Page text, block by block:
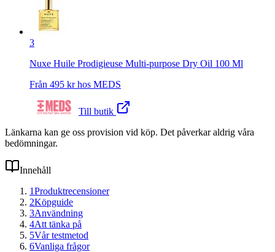
3
Nuxe Huile Prodigieuse Multi-purpose Dry Oil 100 Ml
Från 495 kr hos MEDS
Till butik
Länkarna kan ge oss provision vid köp. Det påverkar aldrig våra
bedömningar.
Innehåll
1Produktrecensioner
2Köpguide
3Användning
4Att tänka på
5Vår testmetod
6Vanliga frågor